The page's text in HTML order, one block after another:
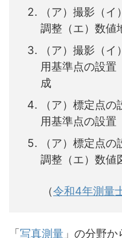
（ア）撮影（
調整（エ）数値
（ア）撮影（
用基準点の設置
成
（ア）標定点
用基準点の設置
（ア）標定点
調整（エ）数値
（令和4年測量
「 写真測量 」の分野か